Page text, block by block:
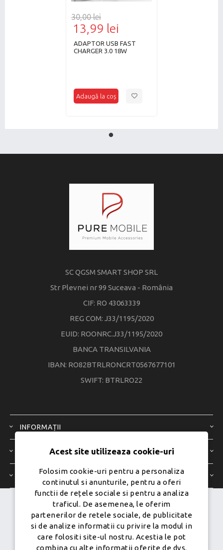
30,00 lei
13,99 lei
ADAPTOR USB FAST
CHARGER 3.0 18W
SC QGSM SMART SHOP SRL
Str Plevnei nr 99 Suceava - România
CIF: RO 43063339
REG COM: J33/1195/2020
EUID: ROONRC.J33/1195/2020
BANCA TRANSILVANIA
IBAN: RO82BTRLRONCRT0567677101
SWIFT: BTRLRO22
INFORMAȚII
SERVICIU CLIENȚI
CONTUL MEU
Dezvoltat de
Ecom Digital -
Powered bynopCommerce
Acest site utilizeaza cookie-uri
Folosim cookie-uri pentru a personaliza
continutul si anunturile, pentru a oferi
functii de rețele sociale si pentru a analiza
traficul. De asemenea, le oferim
partenerilor de retele sociale, de publicitate
si de analize informatii cu privire la modul in
care folositi site-ul nostru. Acestia le pot
combina cu alte informatii oferite de dvs.